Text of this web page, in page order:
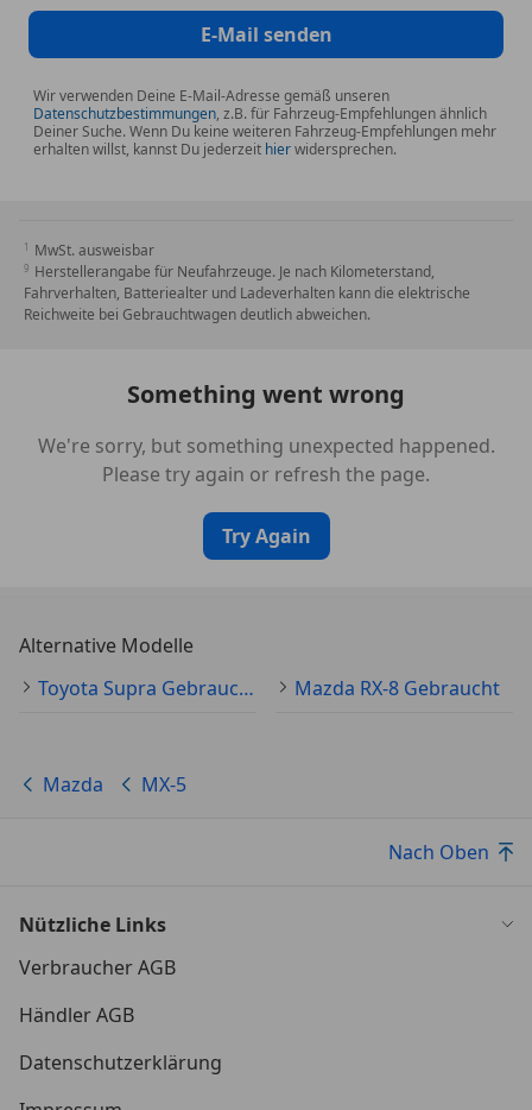
E-Mail senden
Wir verwenden Deine E-Mail-Adresse gemäß unseren
Datenschutzbestimmungen, z.B. für Fahrzeug-Empfehlungen ähnlich
Deiner Suche. Wenn Du keine weiteren Fahrzeug-Empfehlungen mehr
erhalten willst, kannst Du jederzeit hierwidersprechen.
MwSt. ausweisbar
Herstellerangabe für Neufahrzeuge. Je nach Kilometerstand,
Fahrverhalten, Batteriealter und Ladeverhalten kann die elektrische
Reichweite bei Gebrauchtwagen deutlich abweichen.
Something went wrong
We're sorry, but something unexpected happened.
Please try again or refresh the page.
Try Again
Alternative Modelle
Toyota Supra Gebraucht
Mazda RX-8 Gebraucht
Mazda MX-5
Nach Oben
Nützliche Links
Verbraucher AGB
Händler AGB
Datenschutzerklärung